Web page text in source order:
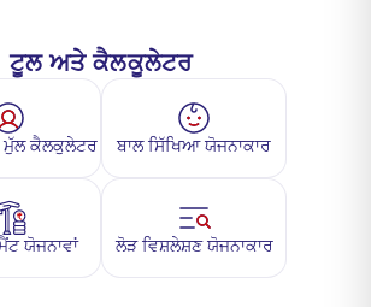
ਟੂਲ ਅਤੇ ਕੈਲਕੂਲੇਟਰ
ਮੁੱਲ ਕੈਲਕੁਲੇਟਰ ਬਾਲ ਸਿੱਖਿਆ ਯੋਜਨਾਕਾਰ
ਯੋਜਨਾਵਾਂ ਲੋੜ ਵਿਸ਼ਲੇਸ਼ਣ ਯੋਜਨਾਕਾਰ